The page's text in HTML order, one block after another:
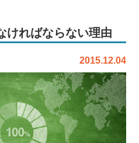
ければならない理由
2015.12.04